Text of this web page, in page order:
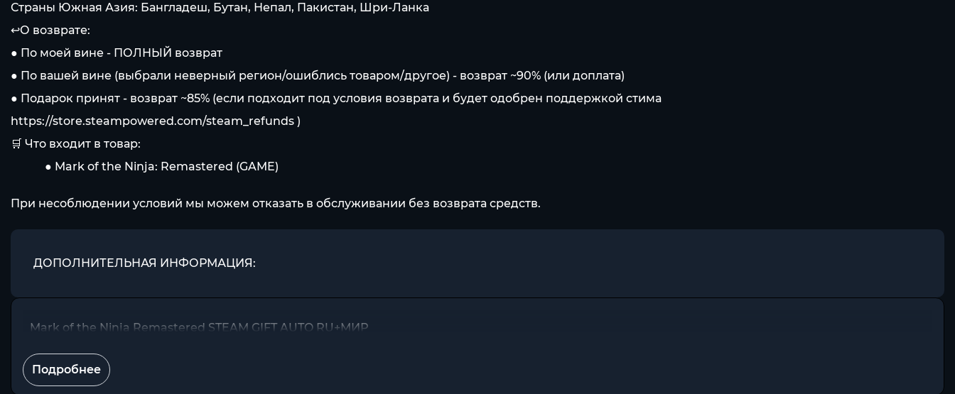
Страны Южная Азия: Бангладеш, Бутан, Непал, Пакистан, Шри-Ланка
↩️О возврате:
● По моей вине - ПОЛНЫЙ возврат
● По вашей вине (выбрали неверный регион/ошиблись товаром/другое) - возврат ~90% (или доплата)
● Подарок принят - возврат ~85% (если подходит под условия возврата и будет одобрен поддержкой стима
https://store.steampowered.com/steam_refunds )
🛒 Что входит в товар:
⠀⠀⠀⠀● Mark of the Ninja: Remastered (GAME)
При несоблюдении условий мы можем отказать в обслуживании без возврата средств.
ДОПОЛНИТЕЛЬНАЯ ИНФОРМАЦИЯ:
Mark of the Ninja Remastered STEAM GIFT AUTO RU+МИР
Подробнее